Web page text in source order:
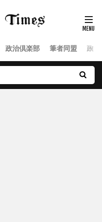
政治倶楽部 筆者同盟 政